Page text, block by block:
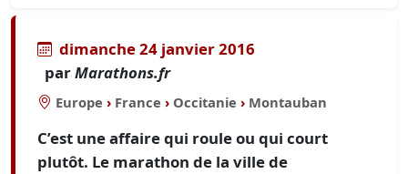
dimanche 24 janvier 2016
parMarathons.fr
Europe › France › Occitanie › Montauban
C’est une affaire qui roule ou qui court
plutôt. Le marathon de la ville de